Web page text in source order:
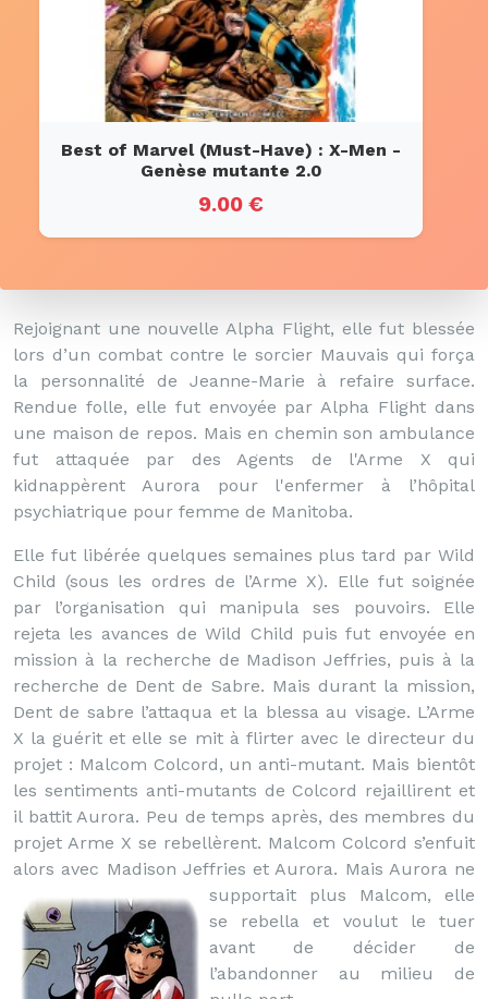
Best of Marvel (Must-Have) : X-Men -
Genèse mutante 2.0
9.00 €
Rejoignant une nouvelle Alpha Flight, elle fut blessée
lors d’un combat contre le sorcier Mauvais qui força
la personnalité de Jeanne-Marie à refaire surface.
Rendue folle, elle fut envoyée par Alpha Flight dans
une maison de repos. Mais en chemin son ambulance
fut attaquée par des Agents de l'Arme X qui
kidnappèrent Aurora pour l'enfermer à l’hôpital
psychiatrique pour femme de Manitoba.
Elle fut libérée quelques semaines plus tard par Wild
Child (sous les ordres de l’Arme X). Elle fut soignée
par l’organisation qui manipula ses pouvoirs. Elle
rejeta les avances de Wild Child puis fut envoyée en
mission à la recherche de Madison Jeffries, puis à la
recherche de Dent de Sabre. Mais durant la mission,
Dent de sabre l’attaqua et la blessa au visage. L’Arme
X la guérit et elle se mit à flirter avec le directeur du
projet : Malcom Colcord, un anti-mutant. Mais bientôt
les sentiments anti-mutants de Colcord rejaillirent et
il battit Aurora. Peu de temps après, des membres du
projet Arme X se rebellèrent. Malcom Colcord s’enfuit
alors avec Madison Jeffries et Aurora. Mais Aurora ne
supportait plus Malcom, elle
se rebella et voulut le tuer
avant de décider de
l’abandonner au milieu de